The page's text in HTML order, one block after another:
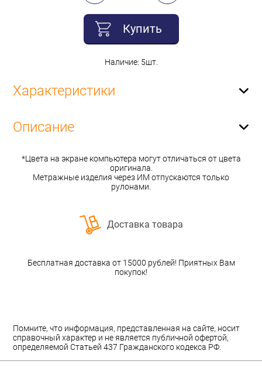
Купить
Наличие: 5шт.
Характеристики
Описание
*Цвета на экране компьютера могут отличаться от цвета
оригинала.
Метражные изделия через ИМ отпускаются только
рулонами.
Доставка товара
Бесплатная доставка от 15000 рублей! Приятных Вам
покупок!
Помните, что информация, представленная на сайте, носит
справочный характер и не является публичной офертой,
определяемой Статьей 437 Гражданского кодекса РФ.